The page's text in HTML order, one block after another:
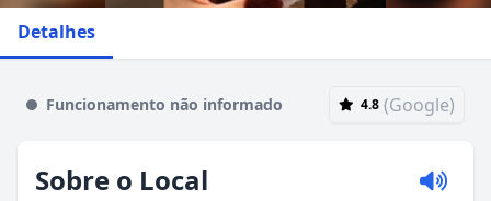
Detalhes
Funcionamento não informado 4.8 (Google)
Sobre o Local